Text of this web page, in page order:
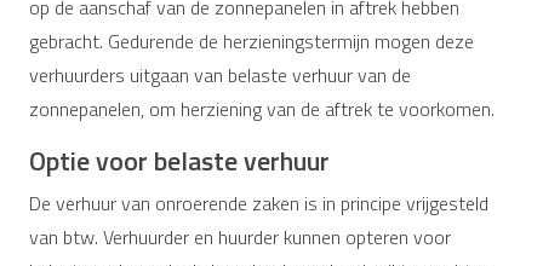
op de aanschaf van de zonnepanelen in aftrek hebben
gebracht. Gedurende de herzieningstermijn mogen deze
verhuurders uitgaan van belaste verhuur van de
zonnepanelen, om herziening van de aftrek te voorkomen.
Optie voor belaste verhuur
De verhuur van onroerende zaken is in principe vrijgesteld
van btw. Verhuurder en huurder kunnen opteren voor